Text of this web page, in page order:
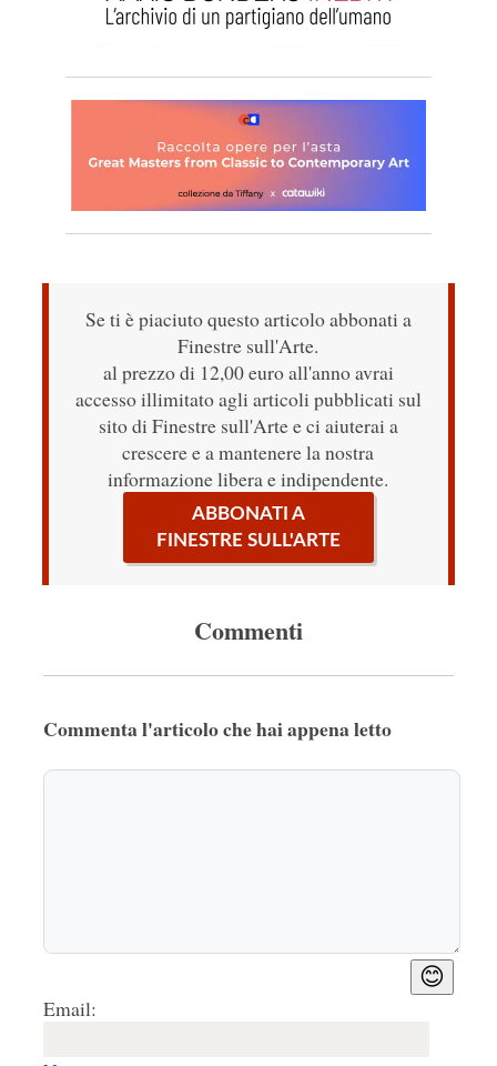
Se ti è piaciuto questo articolo abbonati a
Finestre sull'Arte.
al prezzo di 12,00 euro all'anno avrai
accesso illimitato agli articoli pubblicati sul
sito di Finestre sull'Arte e ci aiuterai a
crescere e a mantenere la nostra
informazione libera e indipendente.
ABBONATI A
FINESTRE SULL'ARTE
Commenti
Commenta l'articolo che hai appena letto
😊
Email: